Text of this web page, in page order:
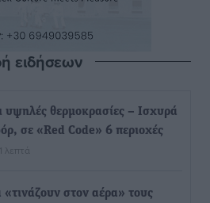
ειδήσεων
υψηλές θερμοκρασίες – Ισχυρά
σε «Red Code» 6 περιοχές
λεπτά
«τινάζουν στον αέρα» τους